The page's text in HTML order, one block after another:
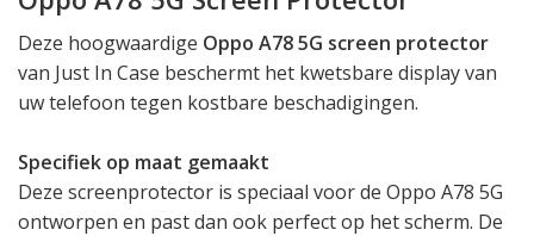
Deze hoogwaardige Oppo A78 5G screen protector
van Just In Case beschermt het kwetsbare display van
uw telefoon tegen kostbare beschadigingen.
Specifiek op maat gemaakt
Deze screenprotector is speciaal voor de Oppo A78 5G
ontworpen en past dan ook perfect op het scherm. De